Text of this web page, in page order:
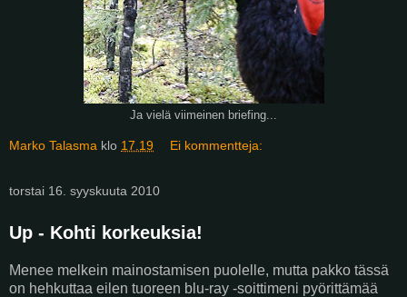
Ja vielä viimeinen briefing...
Marko Talasma klo 17.19 Ei kommentteja:
torstai 16. syyskuuta 2010
Up - Kohti korkeuksia!
Menee melkein mainostamisen puolelle, mutta pakko tässä
on hehkuttaa eilen tuoreen blu-ray -soittimeni pyörittämää